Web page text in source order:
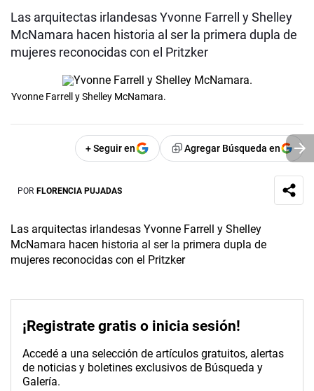
Las arquitectas irlandesas Yvonne Farrell y Shelley
McNamara hacen historia al ser la primera dupla de
mujeres reconocidas con el Pritzker
Yvonne Farrell y Shelley McNamara.
+ Seguir en Agregar Búsqueda en
POR FLORENCIA PUJADAS
Las arquitectas irlandesas Yvonne Farrell y Shelley
McNamara hacen historia al ser la primera dupla de
mujeres reconocidas con el Pritzker
¡Registrate gratis o inicia sesión!
Accedé a una selección de artículos gratuitos, alertas
de noticias y boletines exclusivos de Búsqueda y
Galería.